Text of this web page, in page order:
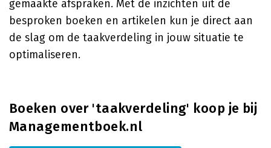
gemaakte afspraken. Met de inzichten uit de
besproken boeken en artikelen kun je direct aan
de slag om de taakverdeling in jouw situatie te
optimaliseren.
Boeken over 'taakverdeling' koop je bij
Managementboek.nl